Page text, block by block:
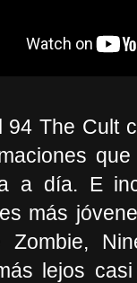
94 The Cult
a día. E
más
Zombie,
lejos